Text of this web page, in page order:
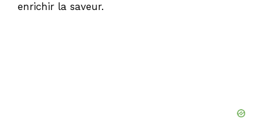
enrichir la saveur.